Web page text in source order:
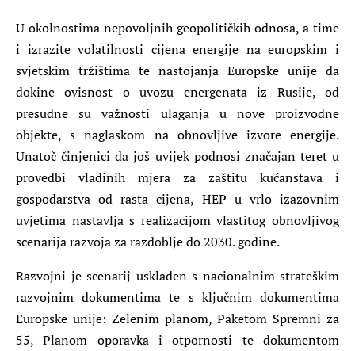
U okolnostima nepovoljnih geopolitičkih odnosa, a time
i izrazite volatilnosti cijena energije na europskim i
svjetskim tržištima te nastojanja Europske unije da
dokine ovisnost o uvozu energenata iz Rusije, od
presudne su važnosti ulaganja u nove proizvodne
objekte, s naglaskom na obnovljive izvore energije.
Unatoč činjenici da još uvijek podnosi značajan teret u
provedbi vladinih mjera za zaštitu kućanstava i
gospodarstva od rasta cijena, HEP u vrlo izazovnim
uvjetima nastavlja s realizacijom vlastitog obnovljivog
scenarija razvoja za razdoblje do 2030. godine.
Razvojni je scenarij usklađen s nacionalnim strateškim
razvojnim dokumentima te s ključnim dokumentima
Europske unije: Zelenim planom, Paketom Spremni za
55, Planom oporavka i otpornosti te dokumentom